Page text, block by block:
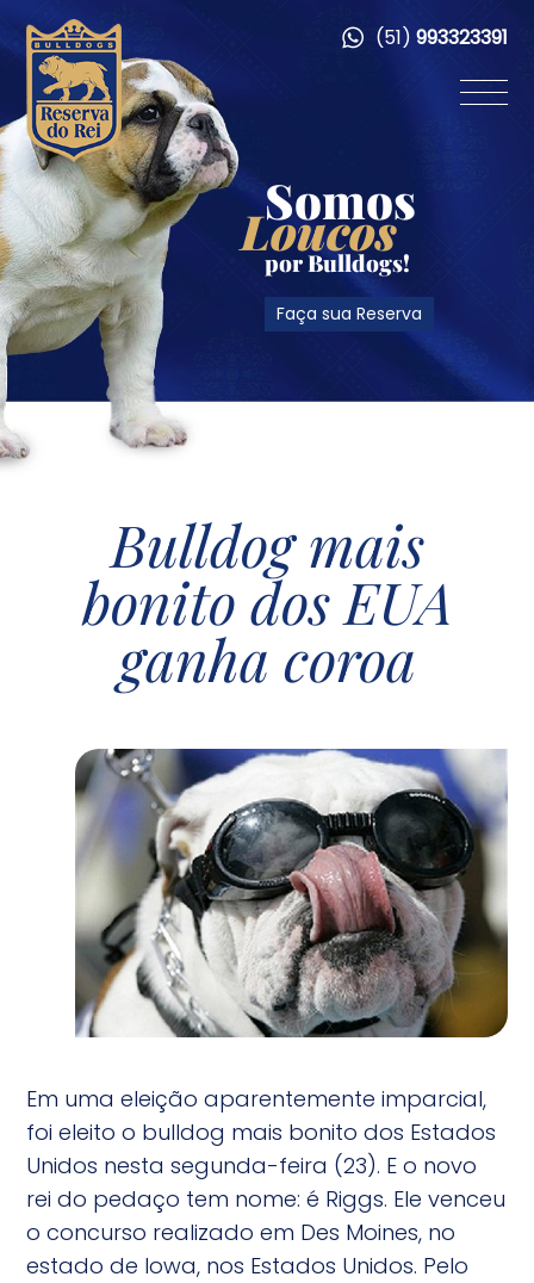
Somos
Loucos
por Bulldogs!
Faça sua Reserva
(51) 993323391
Bulldog mais
bonito dos EUA
ganha coroa
Em uma eleição aparentemente imparcial,
foi eleito o bulldog mais bonito dos Estados
Unidos nesta segunda-feira (23). E o novo
rei do pedaço tem nome: é Riggs. Ele venceu
o concurso realizado em Des Moines, no
estado de Iowa, nos Estados Unidos. Pelo